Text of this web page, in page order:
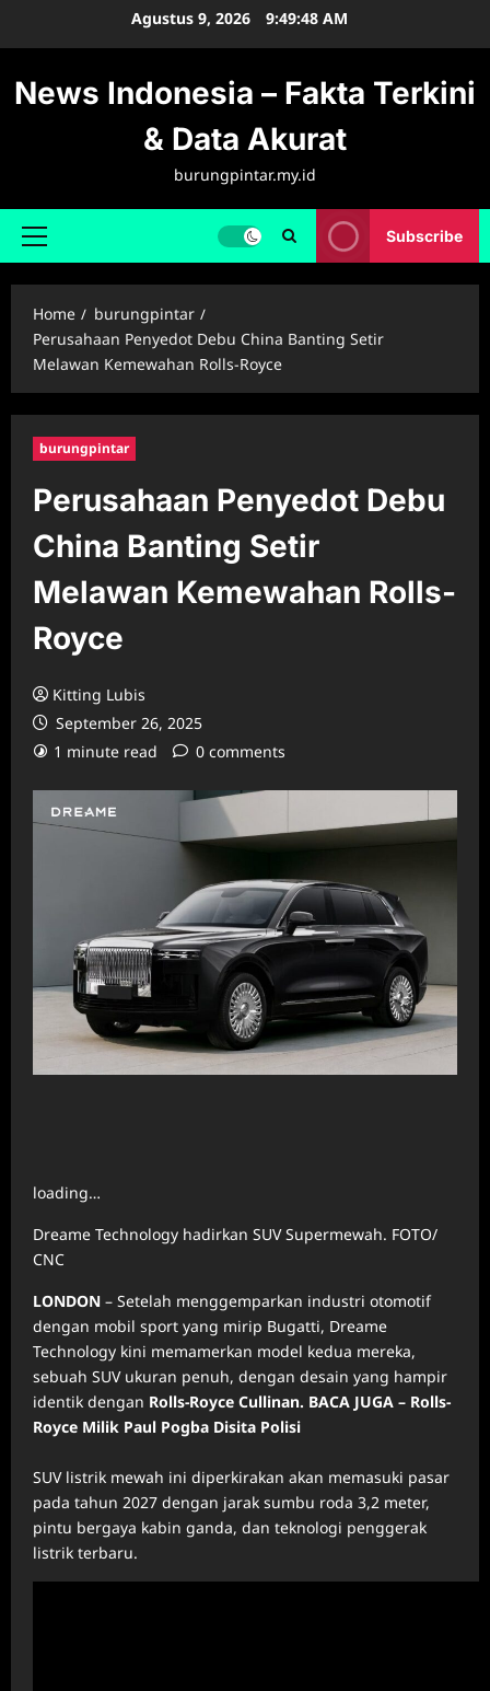
Agustus 9, 2026 9:49:49 AM
News Indonesia – Fakta Terkini
& Data Akurat
burungpintar.my.id
Primary
Subscribe
Home
burungpintar
Perusahaan Penyedot Debu China Banting Setir
Melawan Kemewahan Rolls-Royce
burungpintar
Perusahaan Penyedot Debu
China Banting Setir
Melawan Kemewahan Rolls-
Royce
Kitting Lubis
September 26, 2025
1 minute read
0 comments
loading…
Dreame Technology hadirkan SUV Supermewah. FOTO/
CNC
LONDON – Setelah menggemparkan industri otomotif
dengan mobil sport yang mirip Bugatti, Dreame
Technology kini memamerkan model kedua mereka,
sebuah SUV ukuran penuh, dengan desain yang hampir
identik dengan Rolls-Royce Cullinan. BACA JUGA – Rolls-
Royce Milik Paul Pogba Disita Polisi
SUV listrik mewah ini diperkirakan akan memasuki pasar
pada tahun 2027 dengan jarak sumbu roda 3,2 meter,
pintu bergaya kabin ganda, dan teknologi penggerak
listrik terbaru.